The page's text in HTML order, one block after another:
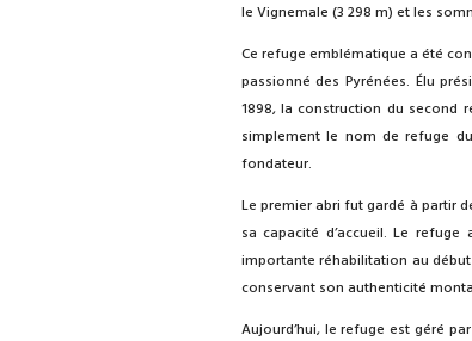
le Vignemale (3 298 m) et les
Ce refuge emblématique a été
passionné des Pyrénées. Élu
1898, la construction du second
simplement le nom de refuge
fondateur.
Le premier abri fut gardé à partir
sa capacité d’accueil. Le
importante réhabilitation au
conservant son authenticité
Aujourd’hui, le refuge est géré